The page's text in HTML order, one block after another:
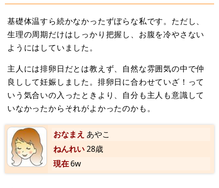
基礎体温すら続かなかったずぼらな私です。ただし、
生理の周期だけはしっかり把握し、お腹を冷やさない
ようにはしていました。
主人には排卵日だとは教えず、自然な雰囲気の中で仲
良しして妊娠しました。排卵日に合わせていざ！って
いう気合いの入ったときより、自分も主人も意識して
いなかったからそれがよかったのかも。
おなまえ あやこ
ねんれい28歳
現在6w